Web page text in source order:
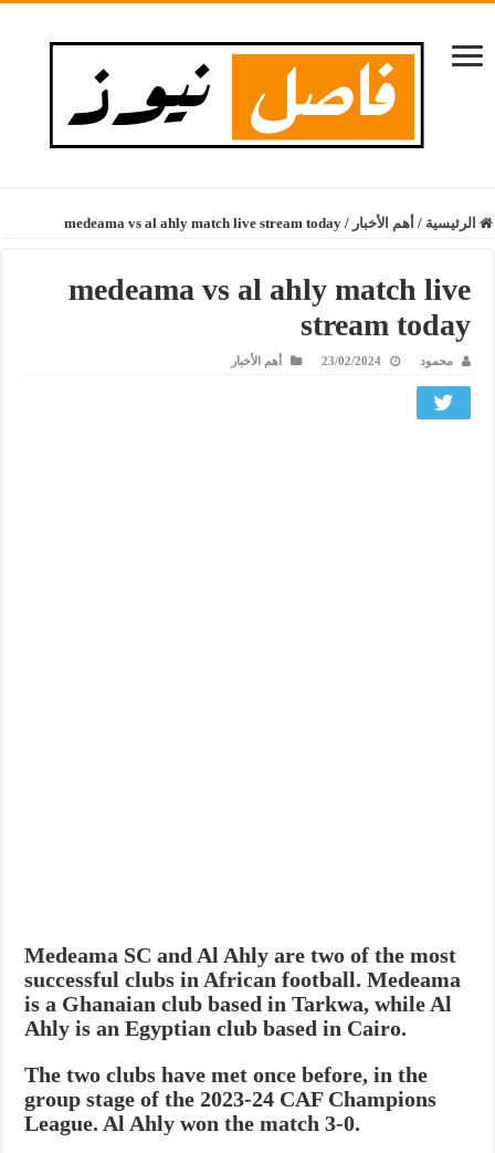
الرئيسية / أهم الأخبار /
medeama vs al ahly match live stream today
medeama vs al ahly match live
stream today
محمود 23/02/2024 أهم الأخبار
Medeama SC and Al Ahly are two of the most
successful clubs in African football. Medeama
is a Ghanaian club based in Tarkwa, while Al
Ahly is an Egyptian club based in Cairo.
The two clubs have met once before, in the
group stage of the 2023-24 CAF Champions
League. Al Ahly won the match 3-0.